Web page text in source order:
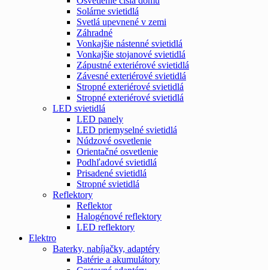
Solárne svietidlá
Svetlá upevnené v zemi
Záhradné
Vonkajšie nástenné svietidlá
Vonkajšie stojanové svietidlá
Zápustné exteriérové svietidlá
Závesné exteriérové svietidlá
Stropné exteriérové svietidlá
Stropné exteriérové svietidlá
LED svietidlá
LED panely
LED priemyselné svietidlá
Núdzové osvetlenie
Orientačné osvetlenie
Podhľadové svietidlá
Prisadené svietidlá
Stropné svietidlá
Reflektory
Reflektor
Halogénové reflektory
LED reflektory
Elektro
Baterky, nabíjačky, adaptéry
Batérie a akumulátory